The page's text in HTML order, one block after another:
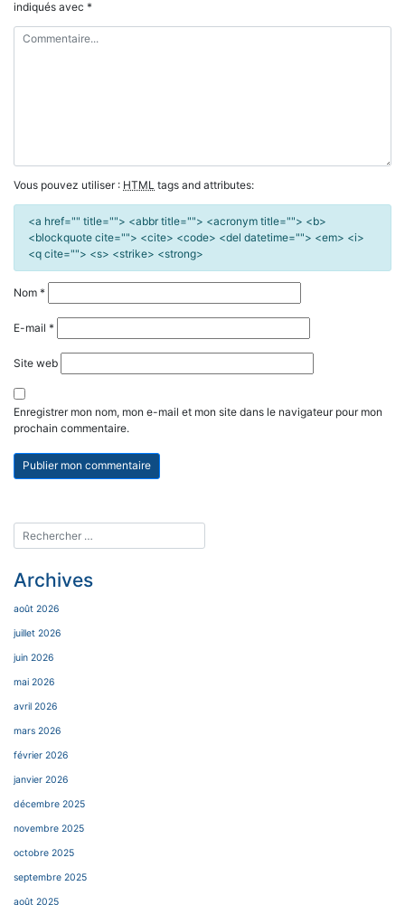
indiqués avec *
Vous pouvez utiliser : HTML tags and attributes:
<a href="" title=""> <abbr title=""> <acronym title=""> <b>
<blockquote cite=""> <cite> <code> <del datetime=""> <em> <i>
<q cite=""> <s> <strike> <strong>
Nom *
E-mail *
Site web
Enregistrer mon nom, mon e-mail et mon site dans le navigateur pour mon
prochain commentaire.
Archives
août 2026
juillet 2026
juin 2026
mai 2026
avril 2026
mars 2026
février 2026
janvier 2026
décembre 2025
novembre 2025
octobre 2025
septembre 2025
août 2025